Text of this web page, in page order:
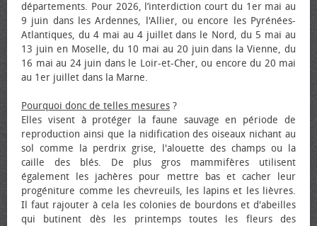
départements. Pour 2026, l’interdiction court du 1er mai au
9 juin dans les Ardennes, l'Allier, ou encore les Pyrénées-
Atlantiques, du 4 mai au 4 juillet dans le Nord, du 5 mai au
13 juin en Moselle, du 10 mai au 20 juin dans la Vienne, du
16 mai au 24 juin dans le Loir-et-Cher, ou encore du 20 mai
au 1er juillet dans la Marne.
Pourquoi donc de telles mesures ?
Elles visent à protéger la faune sauvage en période de
reproduction ainsi que la nidification des oiseaux nichant au
sol comme la perdrix grise, l'alouette des champs ou la
caille des blés. De plus gros mammifères utilisent
également les jachères pour mettre bas et cacher leur
progéniture comme les chevreuils, les lapins et les lièvres.
Il faut rajouter à cela les colonies de bourdons et d'abeilles
qui butinent dès les printemps toutes les fleurs des